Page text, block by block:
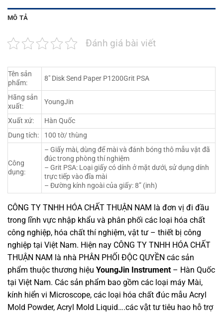
MÔ TẢ
Đánh giá bài viết
Tên sản
phẩm:
8″ Disk Send Paper P1200Grit PSA
Hãng sản
xuất:
YoungJin
Xuất xứ:
Hàn Quốc
Dung tích:
100 tờ/ thùng
Công
dụng:
– Giấy mài, dùng để mài và đánh bóng thô mẫu vật đã
đúc trong phòng thí nghiệm
– Grit PSA: Loại giấy có dính ở mặt dưới, sử dụng dính
trực tiếp vào đĩa mài
– Đường kính ngoài của giấy: 8” (inh)
CÔNG TY TNHH HÓA CHẤT THUẬN NAM là đơn vị đi đầu
trong lĩnh vực nhập khẩu và phân phối các loại hóa chất
công nghiệp, hóa chất thí nghiệm, vật tư – thiết bị công
nghiệp tại Việt Nam. Hiện nay CÔNG TY TNHH HÓA CHẤT
THUẬN NAM là nhà PHÂN PHỐI ĐỘC QUYỀN các sản
phẩm thuộc thương hiệu YoungJin Instrument – Hàn Quốc
tại Việt Nam. Các sản phẩm bao gồm các loại máy Mài,
kính hiển vi Microscope, các loại hóa chất đúc mẫu Acryl
Mold Powder, Acryl Mold Liquid….các vật tư tiêu hao hỗ trợ